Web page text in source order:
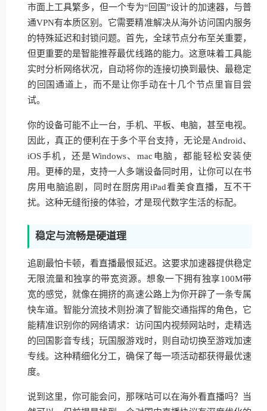
市面上工具繁多，但一个专为“回国”设计的加速器，与普
通VPN有本质区别。它需要精准解决从海外访问国内服务
的特殊延迟和封锁问题。首先，全球节点分布至关重要，
但更重要的是智能推荐最优线路的能力。这意味着工具能
实时分析网络状况，自动将你的连接切换到最快、最稳定
的回国通道上，而不是让你手动在十几个节点里盲目尝
试。
你的设备可能不止一台，手机、平板、电脑，甚至电视。
因此，真正的便利在于多个平台支持，无论是Android、
iOS手机，还是Windows、mac电脑，都能轻松安装使
用。更棒的是，支持一人多端设备同时用，让你可以在书
房用电脑追剧，同时在厨房用iPad看美食直播，互不干
扰。这种无缝衔接的体验，才是现代数字生活的标配。
稳定与流畅是硬道理
追剧最怕卡顿，看直播最恨延迟。这要求加速器提供稳定
无限流量和独享的带宽资源。想象一下拥有独享100M带
宽的感觉，就像在拥挤的高速公路上为你开辟了一条专属
快车道。智能分流技术则扮演了智能交通指挥的角色，它
能精准识别你的网络请求：访问国内视频网站时，走精选
的回国影音专线；玩国服游戏时，则自动切换至游戏加速
专线。这种精细化分工，确保了每一项活动都获得最优速
度。
说到这里，你可能会问，那咪咕可以在海外看直播吗？当